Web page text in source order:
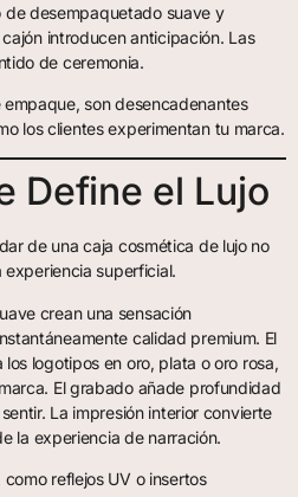
desempaquetado suave y
introducen anticipación. Las
de ceremonia.
son desencadenantes
los clientes experimentan tu marca.
Define el Lujo
de una caja cosmética de lujo no
experiencia superficial.
crean una sensación
calidad premium. El
logotipos en oro, plata o oro rosa,
El grabado añade profundidad
La impresión interior convierte
la experiencia de narración.
reflejos UV o insertos